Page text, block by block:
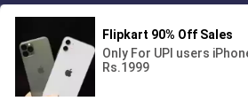
01/07
00:00
🔞Может, изменим это?💦